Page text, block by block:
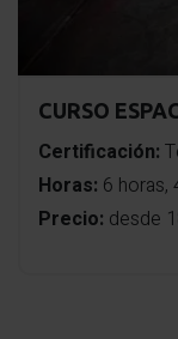
CURSO
Certificación:
Horas: 6 horas,
Precio: desde